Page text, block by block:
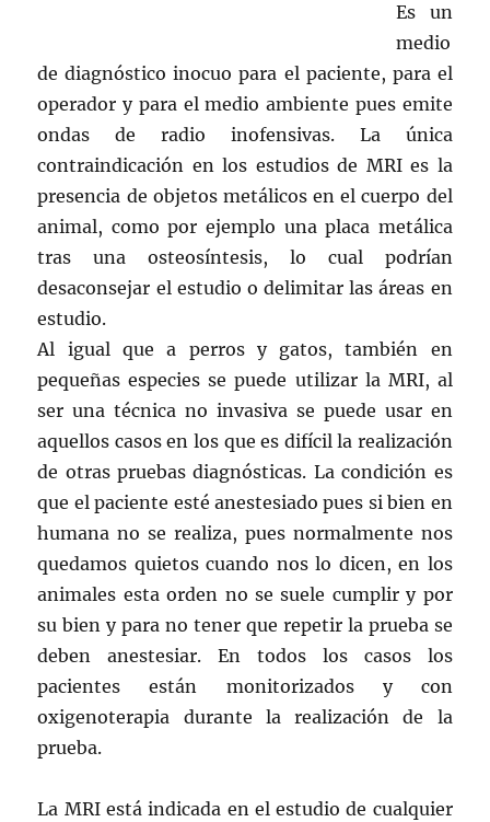
Es un
medio
de diagnóstico inocuo para el paciente, para el
operador y para el medio ambiente pues emite
ondas de radio inofensivas. La única
contraindicación en los estudios de MRI es la
presencia de objetos metálicos en el cuerpo del
animal, como por ejemplo una placa metálica
tras una osteosíntesis, lo cual podrían
desaconsejar el estudio o delimitar las áreas en
estudio.
Al igual que a perros y gatos, también en
pequeñas especies se puede utilizar la MRI, al
ser una técnica no invasiva se puede usar en
aquellos casos en los que es difícil la realización
de otras pruebas diagnósticas. La condición es
que el paciente esté anestesiado pues si bien en
humana no se realiza, pues normalmente nos
quedamos quietos cuando nos lo dicen, en los
animales esta orden no se suele cumplir y por
su bien y para no tener que repetir la prueba se
deben anestesiar. En todos los casos los
pacientes están monitorizados y con
oxigenoterapia durante la realización de la
prueba.
La MRI está indicada en el estudio de cualquier